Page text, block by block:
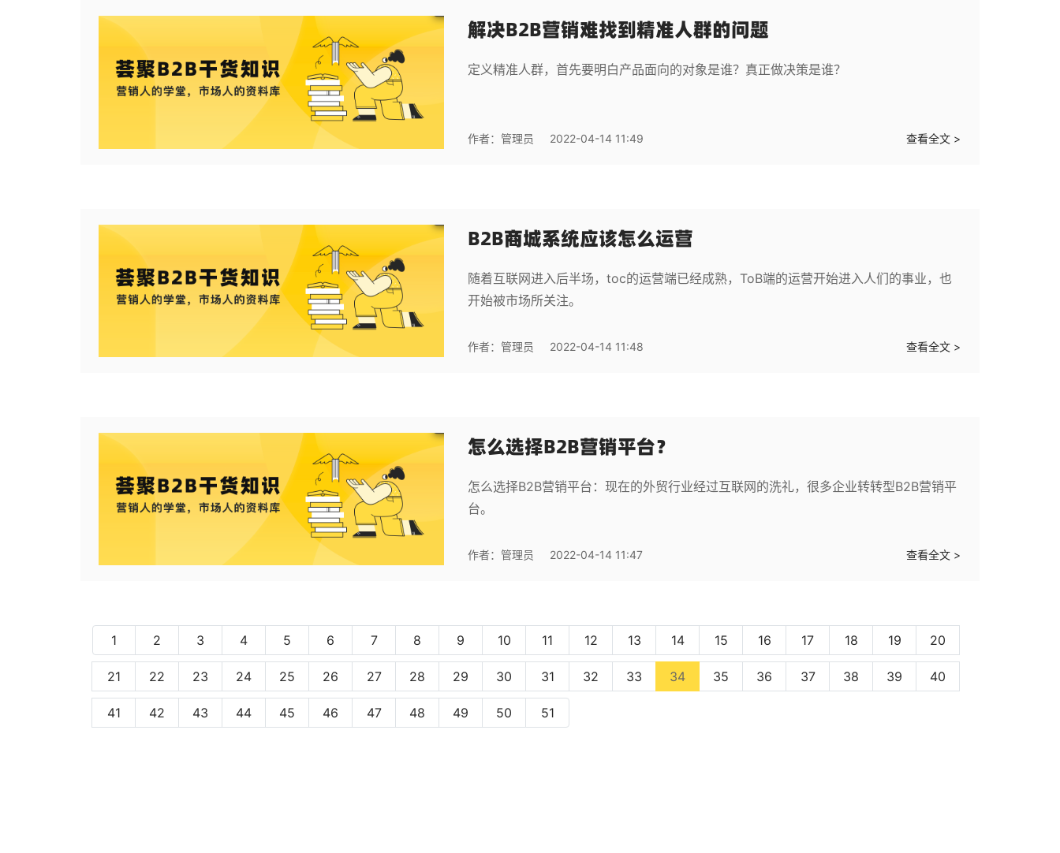
解决B2B营销难找到精准人群的问题
定义精准人群，首先要明白产品面向的对象是谁？真正做决策是谁？
作者：管理员 2022-04-14 11:49 查看全文 >
B2B商城系统应该怎么运营
随着互联网进入后半场，toc的运营端已经成熟，ToB端的运营开始进入人们的事业，也
开始被市场所关注。
作者：管理员 2022-04-14 11:48 查看全文 >
怎么选择B2B营销平台？
怎么选择B2B营销平台：现在的外贸行业经过互联网的洗礼，很多企业转转型B2B营销平
台。
作者：管理员 2022-04-14 11:47 查看全文 >
1 2 3 4 5 6 7 8 9 10 11 12 13 14 15 16 17 18 19 20
21 22 23 24 25 26 27 28 29 30 31 32 33 34(current)
35 36 37 38 39 40
41 42 43 44 45 46 47 48 49 50 51